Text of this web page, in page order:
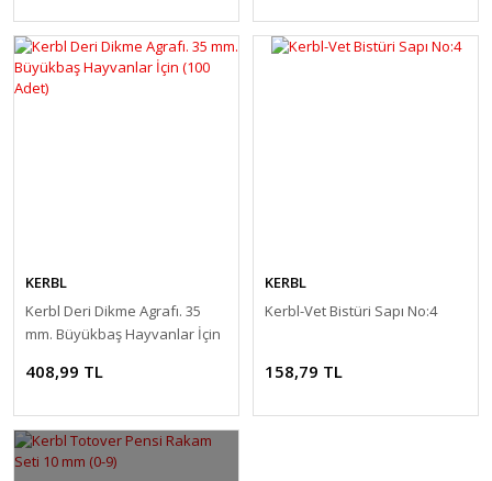
KERBL
Kerbl Deri Dikme Agrafı. 35
mm. Büyükbaş Hayvanlar İçin
408,99 TL
KERBL
Kerbl-Vet Bistüri Sapı No:4
158,79 TL